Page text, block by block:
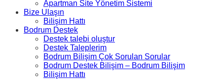
Apartman Site Yönetim Sistemi
Bize Ulaşın
Bilişim Hattı
Bodrum Destek
Destek talebi oluştur
Destek Taleplerim
Bodrum Bilişim Çok Sorulan Sorular
Bodrum Destek Bilişim – Bodrum Bilişim
Bilişim Hattı